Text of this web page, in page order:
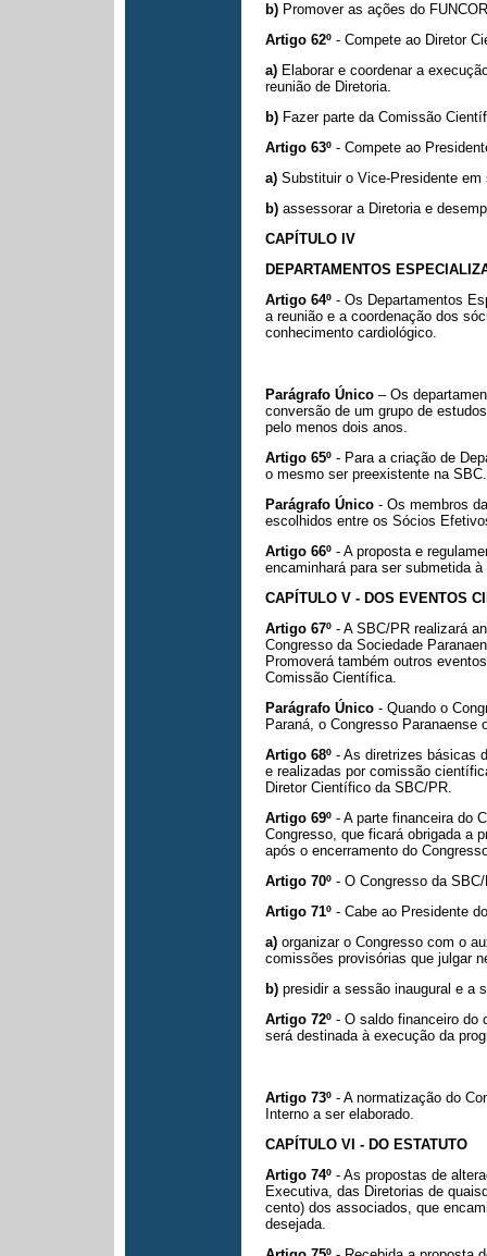
b) Promover as ações do
Artigo 62º - Compete ao Diretor
a) Elaborar e coordenar a
reunião de Diretoria.
b) Fazer parte da Comissão
Artigo 63º - Compete ao
a) Substituir o Vice-Presidente
b) assessorar a Diretoria e
CAPÍTULO IV
DEPARTAMENTOS
Artigo 64º - Os Departamentos
a reunião e a coordenação dos
conhecimento cardiológico.
Parágrafo Único – Os
conversão de um grupo de
pelo menos dois anos.
Artigo 65º - Para a criação de
o mesmo ser preexistente na SBC.
Parágrafo Único - Os membros
escolhidos entre os Sócios
Artigo 66º - A proposta e
encaminhará para ser submetida
CAPÍTULO V - DOS EVENTOS
Artigo 67º - A SBC/PR realizará
Congresso da Sociedade
Promoverá também outros eventos
Comissão Científica.
Parágrafo Único - Quando o
Paraná, o Congresso Paranaense
Artigo 68º - As diretrizes básicas
e realizadas por comissão
Diretor Científico da SBC/PR.
Artigo 69º - A parte financeira do
Congresso, que ficará obrigada a
após o encerramento do
Artigo 70º - O Congresso da
Artigo 71º - Cabe ao Presidente
a) organizar o Congresso com o
comissões provisórias que julgar
b) presidir a sessão inaugural e a
Artigo 72º - O saldo financeiro do
será destinada à execução da
Artigo 73º - A normatização do
Interno a ser elaborado.
CAPÍTULO VI - DO ESTATUTO
Artigo 74º - As propostas de
Executiva, das Diretorias de
cento) dos associados, que
desejada.